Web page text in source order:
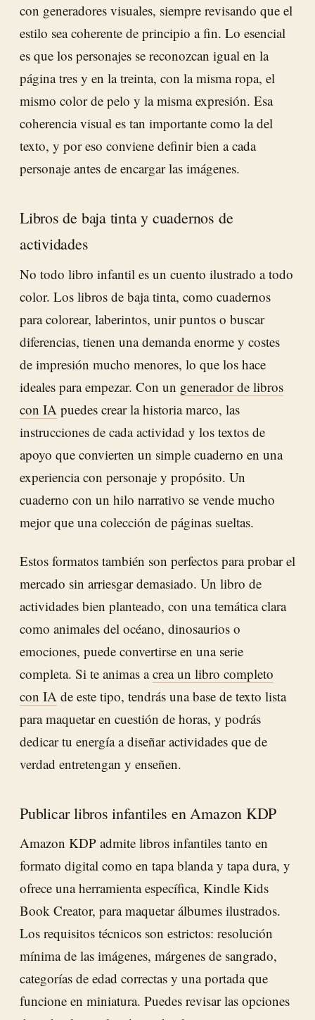
con generadores visuales, siempre revisando que el
estilo sea coherente de principio a fin. Lo esencial
es que los personajes se reconozcan igual en la
página tres y en la treinta, con la misma ropa, el
mismo color de pelo y la misma expresión. Esa
coherencia visual es tan importante como la del
texto, y por eso conviene definir bien a cada
personaje antes de encargar las imágenes.
Libros de baja tinta y cuadernos de
actividades
No todo libro infantil es un cuento ilustrado a todo
color. Los libros de baja tinta, como cuadernos
para colorear, laberintos, unir puntos o buscar
diferencias, tienen una demanda enorme y costes
de impresión mucho menores, lo que los hace
ideales para empezar. Con un generador de libros
con IA puedes crear la historia marco, las
instrucciones de cada actividad y los textos de
apoyo que convierten un simple cuaderno en una
experiencia con personaje y propósito. Un
cuaderno con un hilo narrativo se vende mucho
mejor que una colección de páginas sueltas.
Estos formatos también son perfectos para probar el
mercado sin arriesgar demasiado. Un libro de
actividades bien planteado, con una temática clara
como animales del océano, dinosaurios o
emociones, puede convertirse en una serie
completa. Si te animas acrea un libro completo
con IA de este tipo, tendrás una base de texto lista
para maquetar en cuestión de horas, y podrás
dedicar tu energía a diseñar actividades que de
verdad entretengan y enseñen.
Publicar libros infantiles en Amazon KDP
Amazon KDP admite libros infantiles tanto en
formato digital como en tapa blanda y tapa dura, y
ofrece una herramienta específica, Kindle Kids
Book Creator, para maquetar álbumes ilustrados.
Los requisitos técnicos son estrictos: resolución
mínima de las imágenes, márgenes de sangrado,
categorías de edad correctas y una portada que
funcione en miniatura. Puedes revisar las opciones